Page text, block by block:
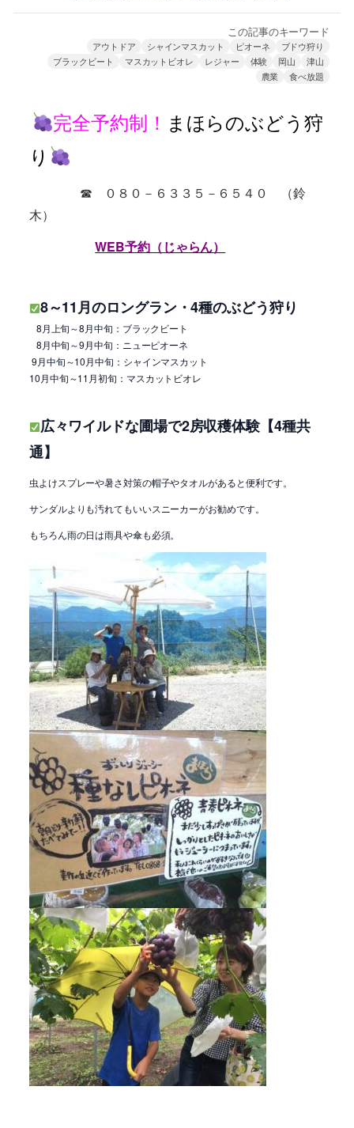
この記事のキーワード
アウトドア シャインマスカット ピオーネ
ブドウ狩り
ブラックビート
マスカットビオレ レジャー 体験 岡山
津山
農業
食べ放題
完全予約制！ まほらのぶどう狩
り
☎ ０８０－６３３５－６５４０ （鈴
木）
WEB予約（じゃらん）
8～11月のロングラン・4種のぶどう狩り
8月上旬～8月中旬：ブラックビート
8月中旬～9月中旬：ニューピオーネ
9月中旬～10月中旬：シャインマスカット
10月中旬～11月初旬：マスカットビオレ
広々ワイルドな圃場で2房収穫体験【4種共
通】
虫よけスプレーや暑さ対策の帽子やタオルがあると便利です。
サンダルよりも汚れてもいいスニーカーがお勧めです。
もちろん雨の日は雨具や傘も必須。